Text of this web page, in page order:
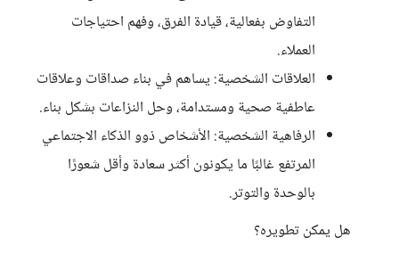
التفاوض بفعالية، قيادة الفرق، وفهم احتياجات
العملاء.
​العلاقات الشخصية: يساهم في بناء صداقات وعلاقات
عاطفية صحية ومستدامة، وحل النزاعات بشكل بناء.
​الرفاهية الشخصية: الأشخاص ذوو الذكاء الاجتماعي
المرتفع غالبًا ما يكونون أكثر سعادة وأقل شعورًا
بالوحدة والتوتر.
​هل يمكن تطويره؟